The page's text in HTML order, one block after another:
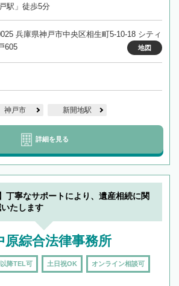
駅」徒歩5分
兵庫県神戸市中央区相生町5-10-18 シティ
605
地図
神戸市 新開地駅
詳細を見る
丁寧なサポートにより、遺産相続に関
たします
原綜合法律事務所
降TEL可 土日祝OK オンライン相談可